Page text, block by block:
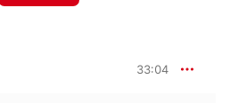
33:04